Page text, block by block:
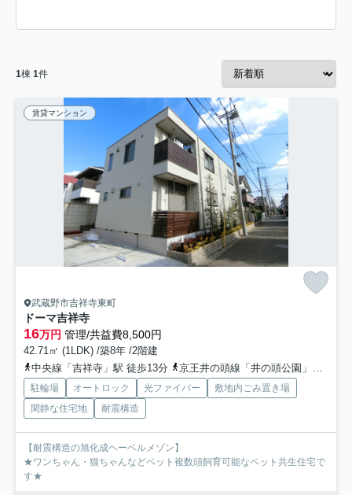
1棟 1件
賃貸マンション
武蔵野市吉祥寺東町
ドーマ吉祥寺
16万円 管理/共益費8,500円
42.71㎡ (1LDK) /築8年 /2階建
中央線「吉祥寺」駅 徒歩13分
京王井の頭線「井の頭公園」駅 徒歩21分
駐輪場 オートロック 光ファイバー
敷地内ごみ置き場
閑静な住宅地
耐震構造
【耐震構造の旭化成ヘーベルメゾン】
★ワンちゃん・猫ちゃんなどペット複数頭飼育可能なペット共生住宅で
す★